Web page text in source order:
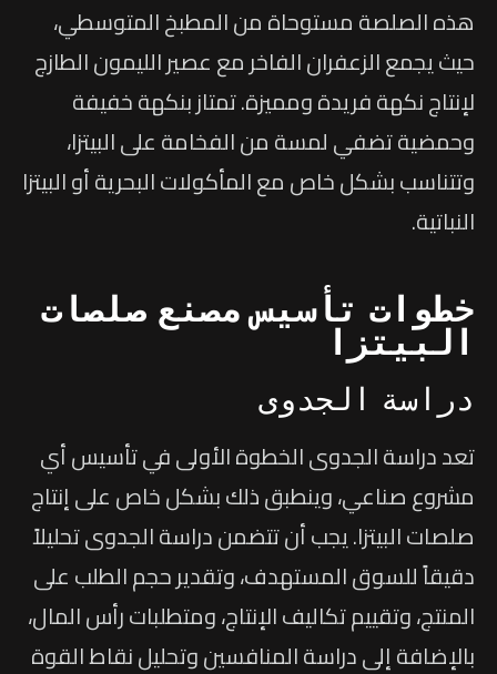
هذه الصلصة مستوحاة من المطبخ المتوسطي،
حيث يجمع الزعفران الفاخر مع عصير الليمون الطازج
لإنتاج نكهة فريدة ومميزة. تمتاز بنكهة خفيفة
وحمضية تضفي لمسة من الفخامة على البيتزا،
وتتناسب بشكل خاص مع المأكولات البحرية أو البيتزا
النباتية.
خطوات تأسيس مصنع صلصات
البيتزا
دراسة الجدوى
تعد دراسة الجدوى الخطوة الأولى في تأسيس أي
مشروع صناعي، وينطبق ذلك بشكل خاص على إنتاج
صلصات البيتزا. يجب أن تتضمن دراسة الجدوى تحليلاً
دقيقاً للسوق المستهدف، وتقدير حجم الطلب على
المنتج، وتقييم تكاليف الإنتاج، ومتطلبات رأس المال،
بالإضافة إلى دراسة المنافسين وتحليل نقاط القوة